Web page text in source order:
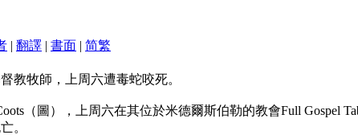
| 翻譯 | 書面 | 简繁
教牧師，上周六遭毒蛇咬死。
（圖），上周六在其位於米德爾斯伯勒的教會Full Gospel
。